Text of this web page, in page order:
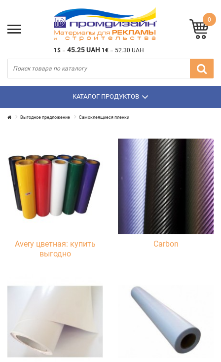
1$ = 45.25 UAH 1€ = 52.30 UAH
0
КАТАЛОГ ПРОДУКТОВ
Выгодное предложение Самоклеящиеся пленки
Avery цветная: купить
выгодно
Carbon